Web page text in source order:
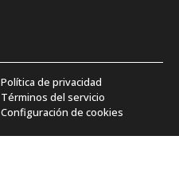
Política de privacidad
Términos del servicio
Configuración de cookies